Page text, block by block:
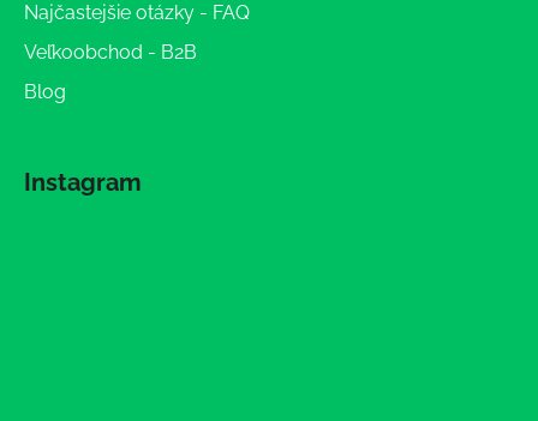
Najčastejšie otázky - FAQ
Veľkoobchod - B2B
Blog
Instagram